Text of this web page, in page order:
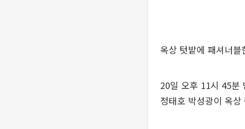
옥상 텃밭에 패셔너
20일 오후 11시 45분
정태호 박성광이 옥상